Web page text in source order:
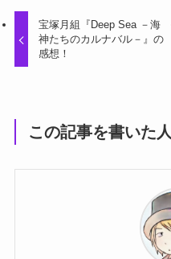
宝塚月組『Deep Sea －海
神たちのカルナバル－』の
感想！
この記事を書いた人